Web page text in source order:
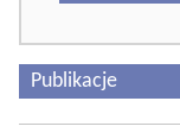
Publikacje